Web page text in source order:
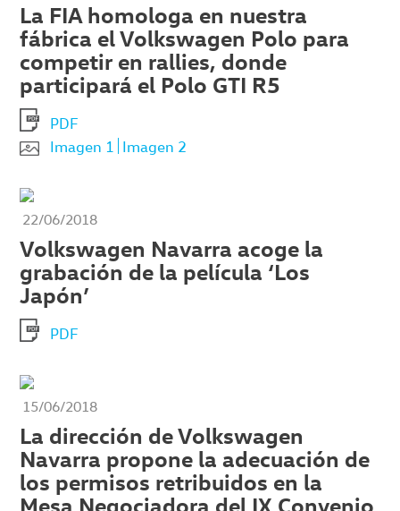
La FIA homologa en nuestra
fábrica el Volkswagen Polo para
competir en rallies, donde
participará el Polo GTI R5
PDF
Imagen 1
Imagen 2
22/06/2018
Volkswagen Navarra acoge la
grabación de la película ‘Los
Japón’
PDF
15/06/2018
La dirección de Volkswagen
Navarra propone la adecuación de
los permisos retribuidos en la